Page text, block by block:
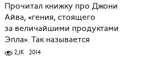
Прочитал книжку про Джони
Айва, «гения, стоящего
за величайшими продуктами
Эпла». Так называется
2,1K 2014